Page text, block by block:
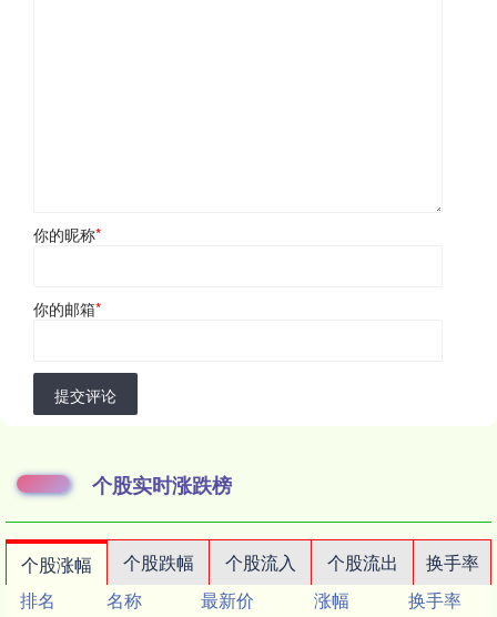
你的昵称*
你的邮箱*
提交评论
个股实时涨跌榜
个股涨幅 个股跌幅 个股流入 个股流出
换手率
排名
名称 最新价 涨幅
换手率